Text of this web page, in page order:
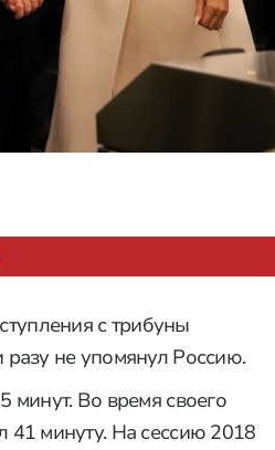
с трибуны
не упомянул Россию.
минут. Во время своего
41 минуту. На сессию 2018